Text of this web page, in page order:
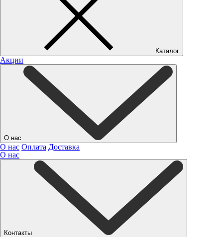
Каталог
Акции
О нас
О нас Оплата Доставка
О нас
Контакты